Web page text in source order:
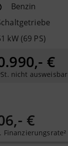
Benzin
kW (69 PS)
€
nicht ausweisbar
€
Finanzierungsrate²